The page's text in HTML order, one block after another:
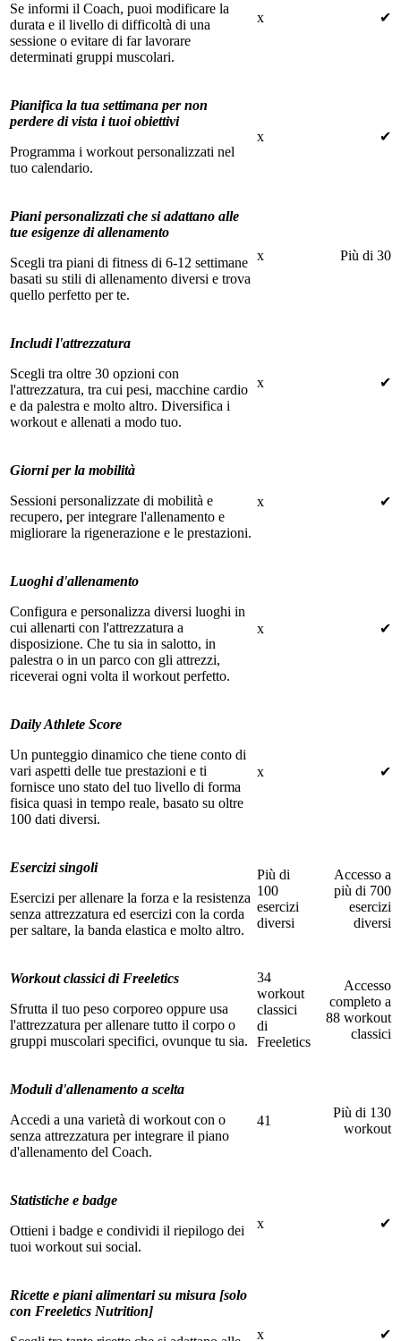
Se informi il Coach, puoi modificare la
durata e il livello di difficoltà di una
sessione o evitare di far lavorare
determinati gruppi muscolari.
x ✔
Pianifica la tua settimana per non
perdere di vista i tuoi obiettivi
Programma i workout personalizzati nel
tuo calendario.
x ✔
Piani personalizzati che si adattano alle
tue esigenze di allenamento
Scegli tra piani di fitness di 6-12 settimane
basati su stili di allenamento diversi e trova
quello perfetto per te.
x Più di 30
Includi l'attrezzatura
Scegli tra oltre 30 opzioni con
l'attrezzatura, tra cui pesi, macchine cardio
e da palestra e molto altro. Diversifica i
workout e allenati a modo tuo.
x ✔
Giorni per la mobilità
Sessioni personalizzate di mobilità e
recupero, per integrare l'allenamento e
migliorare la rigenerazione e le prestazioni.
x ✔
Luoghi d'allenamento
Configura e personalizza diversi luoghi in
cui allenarti con l'attrezzatura a
disposizione. Che tu sia in salotto, in
palestra o in un parco con gli attrezzi,
riceverai ogni volta il workout perfetto.
x ✔
Daily Athlete Score
Un punteggio dinamico che tiene conto di
vari aspetti delle tue prestazioni e ti
fornisce uno stato del tuo livello di forma
fisica quasi in tempo reale, basato su oltre
100 dati diversi.
x ✔
Esercizi singoli
Esercizi per allenare la forza e la resistenza
senza attrezzatura ed esercizi con la corda
per saltare, la banda elastica e molto altro.
Più di
100
esercizi
diversi
Accesso a
più di 700
esercizi
diversi
Workout classici di Freeletics
Sfrutta il tuo peso corporeo oppure usa
l'attrezzatura per allenare tutto il corpo o
gruppi muscolari specifici, ovunque tu sia.
34
workout
classici
di
Freeletics
Accesso
completo a
88 workout
classici
Moduli d'allenamento a scelta
Accedi a una varietà di workout con o
senza attrezzatura per integrare il piano
d'allenamento del Coach.
41
Più di 130
workout
Statistiche e badge
Ottieni i badge e condividi il riepilogo dei
tuoi workout sui social.
x ✔
Ricette e piani alimentari su misura [solo
con Freeletics Nutrition]
x ✔